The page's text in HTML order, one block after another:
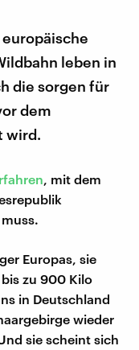
leben in
die sorgen für
dem
wird.
, mit dem
Europas, sie
zu 900 Kilo
in Deutschland
wieder
sie scheint sich